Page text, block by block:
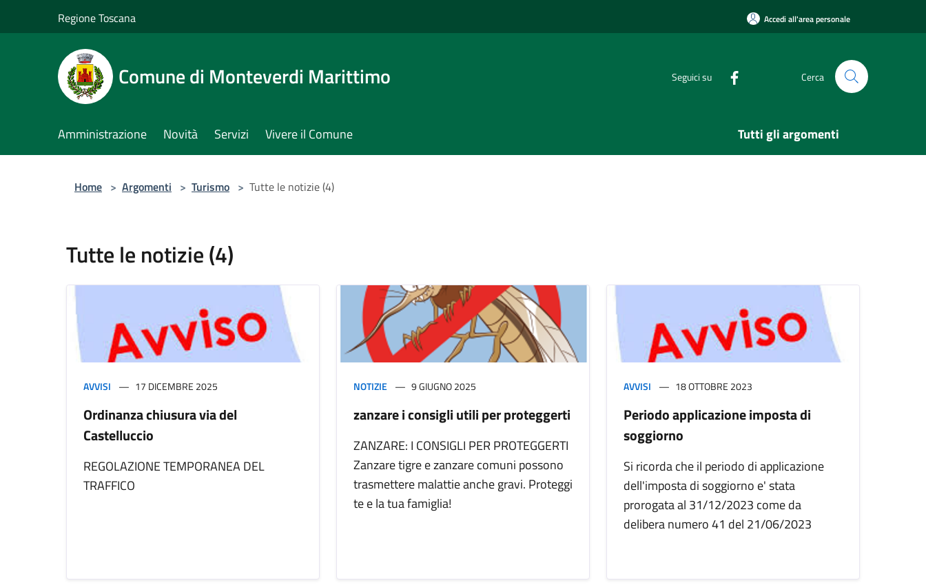
Regione Toscana Accedi all'area personale
Comune di Monteverdi Marittimo Seguici su Cerca
Amministrazione Novità Servizi Vivere il Comune Tutti gli argomenti
Home > Argomenti > Turismo > Tutte le notizie (4)
Tutte le notizie (4)
AVVISI 17 DICEMBRE 2025
Ordinanza chiusura via del
Castelluccio
REGOLAZIONE TEMPORANEA DEL
TRAFFICO
NOTIZIE 9 GIUGNO 2025
zanzare i consigli utili per proteggerti
ZANZARE: I CONSIGLI PER PROTEGGERTI
Zanzare tigre e zanzare comuni possono
trasmettere malattie anche gravi. Proteggi
te e la tua famiglia!
AVVISI 18 OTTOBRE 2023
Periodo applicazione imposta di
soggiorno
Si ricorda che il periodo di applicazione
dell'imposta di soggiorno e' stata
prorogata al 31/12/2023 come da
delibera numero 41 del 21/06/2023